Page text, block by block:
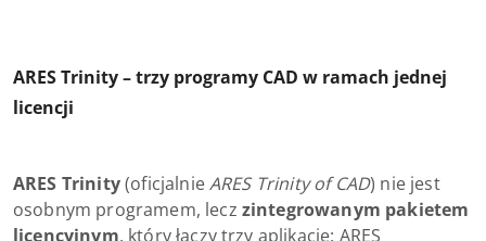
ARES Trinity – trzy programy CAD w ramach jednej
licencji
ARES Trinity(oficjalnieARES Trinity of CAD) nie jest
osobnym programem, lecz zintegrowanym pakietem
licencyjnym, który łączy trzy aplikacje: ARES